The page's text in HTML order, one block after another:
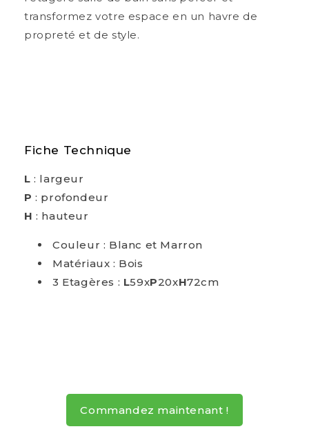
transformez votre espace en un havre de
propreté et de style.
Fiche Technique
L : largeur
P : profondeur
H : hauteur
Couleur : Blanc et Marron
Matériaux : Bois
3 Etagères : L59xP20xH72cm
Commandez maintenant !